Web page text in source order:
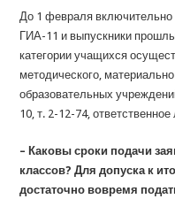
До 1 февраля включительно
ГИА-11 и выпускники
категории учащихся
методического,
образовательных
10, т. 2-12-74,
– Каковы сроки подачи
классов? Для допуска к
достаточно вовремя